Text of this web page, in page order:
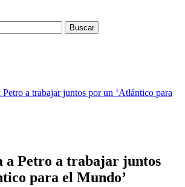
a trabajar juntos por un ‘Atlántico para
a Petro a trabajar juntos
para el Mundo’